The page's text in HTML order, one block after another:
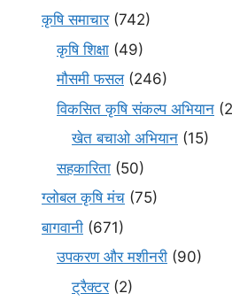
कृषि समाचार(742)
कृषि शिक्षा (49)
मौसमी फसल(246)
विकसित कृषि संकल्प अभियान
खेत बचाओ अभियान (15)
सहकारिता (50)
ग्लोबल कृषि मंच (75)
बागवानी (671)
उपकरण और मशीनरी (90)
ट्रैक्टर(2)